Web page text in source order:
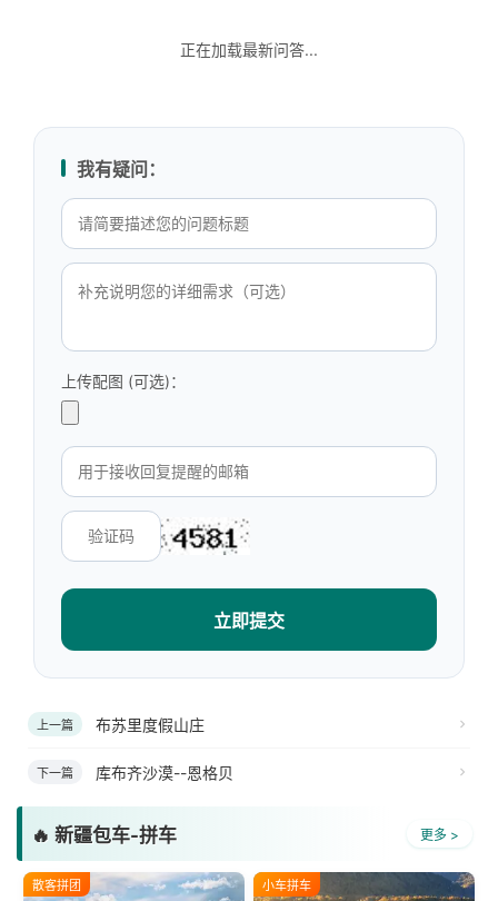
正在加载最新问答...
我有疑问：
上传配图 (可选)：
立即提交
上一篇 布苏里度假山庄
下一篇 库布齐沙漠--恩格贝
🔥 新疆包车-拼车 更多 >
散客拼团 小车拼车